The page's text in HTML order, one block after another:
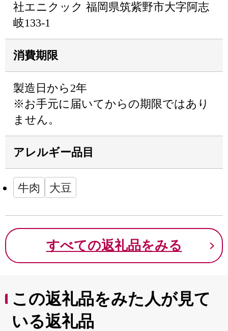
社エニクック 福岡県筑紫野市大字阿志
岐133-1
消費期限
製造日から2年
※お手元に届いてからの期限ではあり
ません。
アレルギー品目
牛肉 大豆
すべての返礼品をみる
この返礼品をみた人が見て
いる返礼品